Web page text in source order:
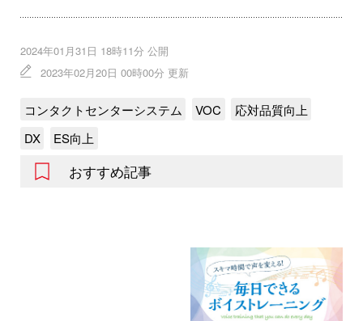
2024年01月31日 18時11分 公開
2023年02月20日 00時00分 更新
コンタクトセンターシステム VOC
応対品質向上
DX
ES向上
おすすめ記事